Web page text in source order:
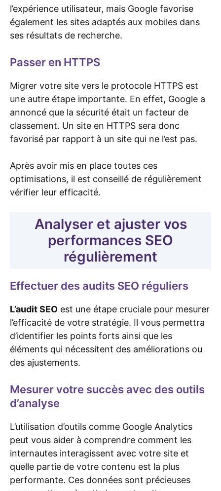
l’expérience utilisateur, mais Google favorise
également les sites adaptés aux mobiles dans
ses résultats de recherche.
Passer en HTTPS
Migrer votre site vers le protocole HTTPS est
une autre étape importante. En effet, Google a
annoncé que la sécurité était un facteur de
classement. Un site en HTTPS sera donc
favorisé par rapport à un site qui ne l’est pas.
Après avoir mis en place toutes ces
optimisations, il est conseillé de régulièrement
vérifier leur efficacité.
Analyser et ajuster vos
performances SEO
régulièrement
Effectuer des audits SEO réguliers
L’audit SEO est une étape cruciale pour mesurer
l’efficacité de votre stratégie. Il vous permettra
d’identifier les points forts ainsi que les
éléments qui nécessitent des améliorations ou
des ajustements.
Mesurer votre succès avec des outils
d’analyse
L’utilisation d’outils comme Google Analytics
peut vous aider à comprendre comment les
internautes interagissent avec votre site et
quelle partie de votre contenu est la plus
performante. Ces données sont précieuses